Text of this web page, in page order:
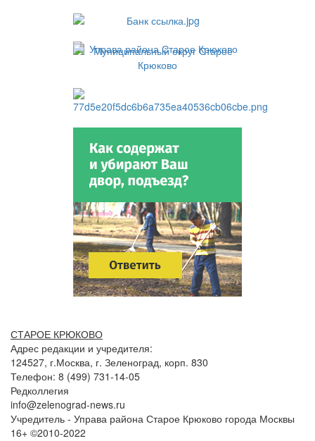
СТАРОЕ КРЮКОВО
Адрес редакции и учредителя:
124527, г.Москва, г. Зеленоград, корп. 830
Телефон: 8 (499) 731-14-05
Редколлегия
info@zelenograd-news.ru
Учредитель - Управа района Старое Крюково города Москвы
16+ ©2010-2022